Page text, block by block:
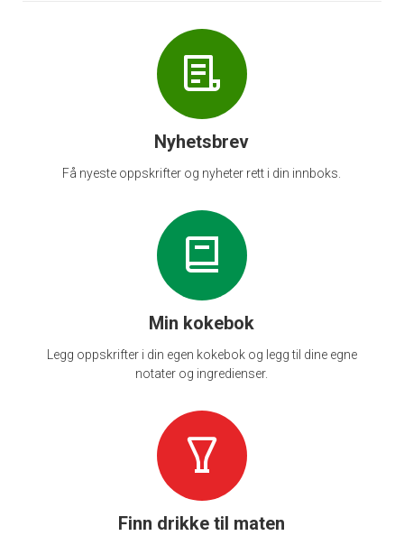
Nyhetsbrev
Få nyeste oppskrifter og nyheter rett i din innboks.
Min kokebok
Legg oppskrifter i din egen kokebok og legg til dine egne
notater og ingredienser.
Finn drikke til maten